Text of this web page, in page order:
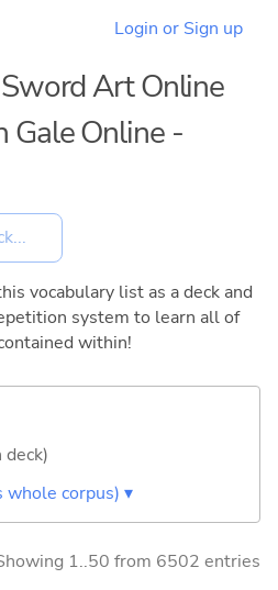
Login or Sign up
Art Online
Gale Online -
vocabulary list as a deck and
system to learn all of
within!
whole corpus) ▾
1..50 from 6502 entries